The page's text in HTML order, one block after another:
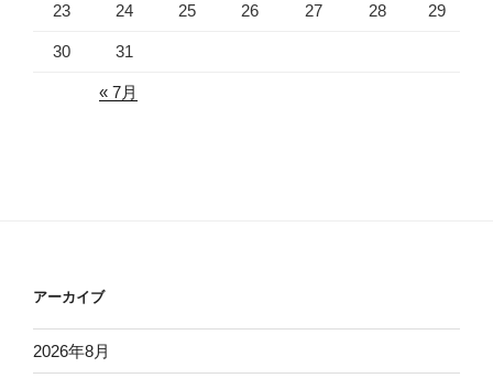
23 24 25 26 27 28 29
30 31
« 7月
アーカイブ
2026年8月